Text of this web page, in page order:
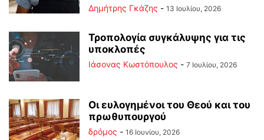
Δημήτρης Γκάζης - 13 Ιουλίου, 2026
Τροπολογία συγκάλυψης για τις
υποκλοπές
Ιάσονας Κωστόπουλος - 7 Ιουλίου, 2026
Οι ευλογημένοι του Θεού και του
πρωθυπουργού
δρόμος - 16 Ιουνίου, 2026